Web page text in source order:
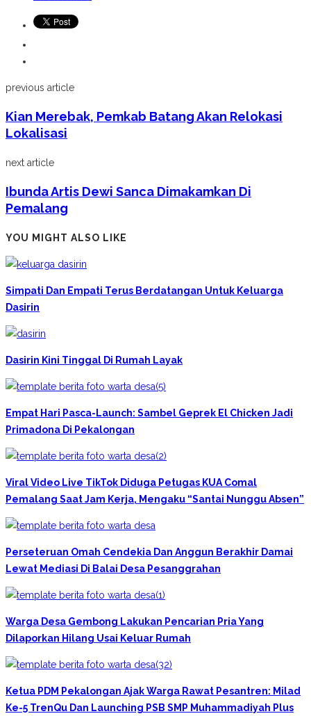
previous article
Kian Merebak, Pemkab Batang Akan Relokasi
Lokalisasi
next article
Ibunda Artis Dewi Sanca Dimakamkan Di
Pemalang
YOU MIGHT ALSO LIKE
Simpati Dan Empati Terus Berdatangan Untuk Keluarga
Dasirin
Dasirin Kini Tinggal Di Rumah Layak
Empat Hari Pasca-Launch: Sambel Geprek El Chicken Jadi
Primadona Di Pekalongan
Viral Video Live TikTok Diduga Petugas KUA Comal
Pemalang Saat Jam Kerja, Mengaku “Santai Nunggu Absen”
Perseteruan Omah Cendekia Dan Anggun Berakhir Damai
Lewat Mediasi Di Balai Desa Pesanggrahan
Warga Desa Gembong Lakukan Pencarian Pria Yang
Dilaporkan Hilang Usai Keluar Rumah
Ketua PDM Pekalongan Ajak Warga Rawat Pesantren: Milad
Ke-5 TrenQu Dan Launching PSB SMP Muhammadiyah Plus